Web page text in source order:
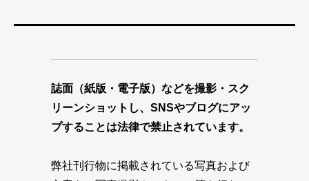
誌面（紙版・電子版）などを撮影・スク
リーンショットし、SNSやブログにアッ
プすることは法律で禁止されています。
弊社刊行物に掲載されている写真および